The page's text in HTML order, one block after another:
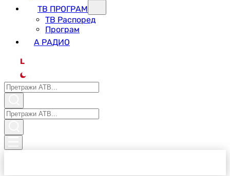
ТВ ПРОГРАМ
ТВ Распоред
Програм
А РАДИО
L